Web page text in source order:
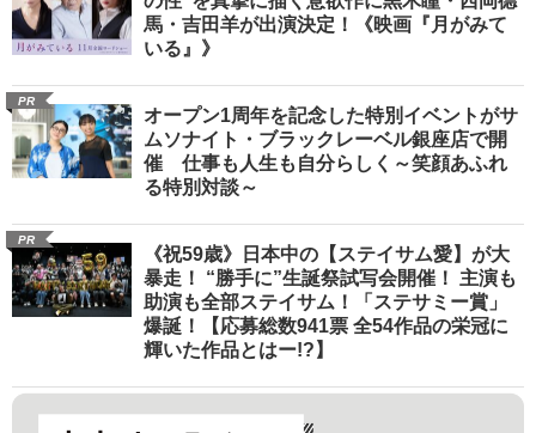
馬・吉田羊が出演決定！《映画『月がみて
いる』》
PR
オープン1周年を記念した特別イベントがサ
ムソナイト・ブラックレーベル銀座店で開
催 仕事も人生も自分らしく～笑顔あふれ
る特別対談～
PR
《祝59歳》日本中の【ステイサム愛】が大
暴走！ “勝手に”生誕祭試写会開催！ 主演も
助演も全部ステイサム！「ステサミー賞」
爆誕！【応募総数941票 全54作品の栄冠に
輝いた作品とはー!?】